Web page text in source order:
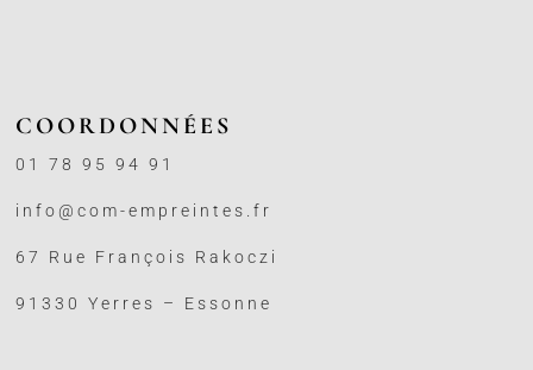
COORDONNÉES
01 78 95 94 91
info@com-empreintes.fr
67 Rue François Rakoczi
91330 Yerres – Essonne